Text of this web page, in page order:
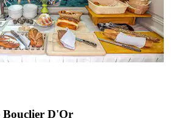
Bouclier D'Or